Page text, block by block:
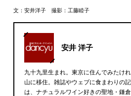
文：安井洋子 撮影：工藤睦子
安井 洋子
九十九里生まれ。東京に住んでみたけ
山に移住。雑誌やウェブに食まわりの
は、ナチュラルワイン好きの聖地・鎌倉